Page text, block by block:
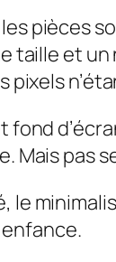
pièces
taille et un
pixels
fond
Mais pas
le